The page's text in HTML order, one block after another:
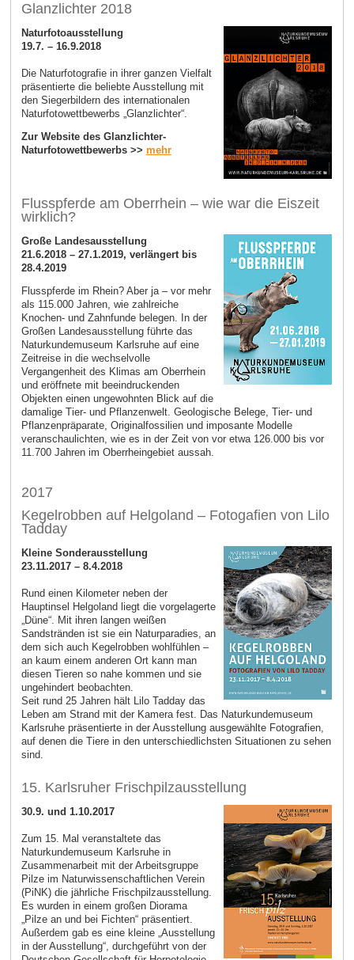
Glanzlichter 2018
Naturfotoausstellung
19.7. – 16.9.2018
Die Naturfotografie in ihrer ganzen Vielfalt
präsentierte die beliebte Ausstellung mit
den Siegerbildern des internationalen
Naturfotowettbewerbs „Glanzlichter“.
Zur Website des Glanzlichter-
Naturfotowettbewerbs >> mehr
Flusspferde am Oberrhein – wie war die Eiszeit
wirklich?
Große Landesausstellung
21.6.2018 – 27.1.2019, verlängert bis
28.4.2019
Flusspferde im Rhein? Aber ja – vor mehr
als 115.000 Jahren, wie zahlreiche
Knochen- und Zahnfunde belegen. In der
Großen Landesausstellung führte das
Naturkundemuseum Karlsruhe auf eine
Zeitreise in die wechselvolle
Vergangenheit des Klimas am Oberrhein
und eröffnete mit beeindruckenden
Objekten einen ungewohnten Blick auf die
damalige Tier- und Pflanzenwelt. Geologische Belege, Tier- und
Pflanzenpräparate, Originalfossilien und imposante Modelle
veranschaulichten, wie es in der Zeit von vor etwa 126.000 bis vor
11.700 Jahren im Oberrheingebiet aussah.
2017
Kegelrobben auf Helgoland – Fotogafien von Lilo
Tadday
Kleine Sonderausstellung
23.11.2017 – 8.4.2018
Rund einen Kilometer neben der
Hauptinsel Helgoland liegt die vorgelagerte
„Düne“. Mit ihren langen weißen
Sandstränden ist sie ein Naturparadies, an
dem sich auch Kegelrobben wohlfühlen –
an kaum einem anderen Ort kann man
diesen Tieren so nahe kommen und sie
ungehindert beobachten.
Seit rund 25 Jahren hält Lilo Tadday das
Leben am Strand mit der Kamera fest. Das Naturkundemuseum
Karlsruhe präsentierte in der Ausstellung ausgewählte Fotografien,
auf denen die Tiere in den unterschiedlichsten Situationen zu sehen
sind.
15. Karlsruher Frischpilzausstellung
30.9. und 1.10.2017
Zum 15. Mal veranstaltete das
Naturkundemuseum Karlsruhe in
Zusammenarbeit mit der Arbeitsgruppe
Pilze im Naturwissenschaftlichen Verein
(PiNK) die jährliche Frischpilzausstellung.
Es wurden in einem großen Diorama
„Pilze an und bei Fichten“ präsentiert.
Außerdem gab es eine kleine „Ausstellung
in der Ausstellung“, durchgeführt von der